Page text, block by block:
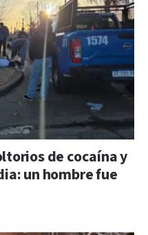
de cocaína y
un hombre fue